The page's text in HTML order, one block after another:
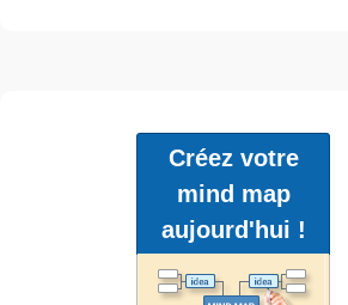
Créez votre
mind map
aujourd'hui !